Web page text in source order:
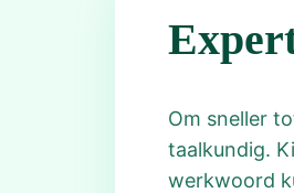
Om sneller
taalkundig.
werkwoord